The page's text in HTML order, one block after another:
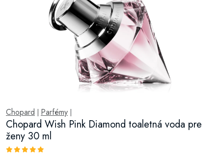
Chopard Parfémy
Chopard Wish Pink Diamond toaletná voda pre
ženy 30 ml